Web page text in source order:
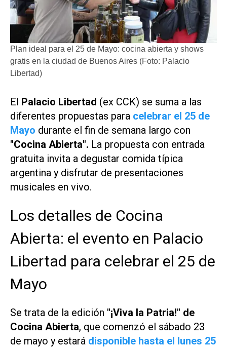
Plan ideal para el 25 de Mayo: cocina abierta y shows
gratis en la ciudad de Buenos Aires (Foto: Palacio
Libertad)
El Palacio Libertad (ex CCK) se suma a las
diferentes propuestas para celebrar el 25 de
Mayo durante el fin de semana largo con
"Cocina Abierta". La propuesta con entrada
gratuita invita a degustar comida típica
argentina y disfrutar de presentaciones
musicales en vivo.
Los detalles de Cocina
Abierta: el evento en Palacio
Libertad para celebrar el 25 de
Mayo
Se trata de la edición "¡Viva la Patria!" de
Cocina Abierta, que comenzó el sábado 23
de mayo y estará disponible hasta el lunes 25